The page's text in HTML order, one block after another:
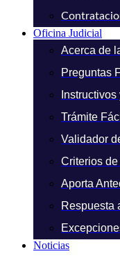
Oficina Judicial
Acerca de
Preguntas
Trámite
Validador
Criterios
Aporta
Respuesta
Noticias